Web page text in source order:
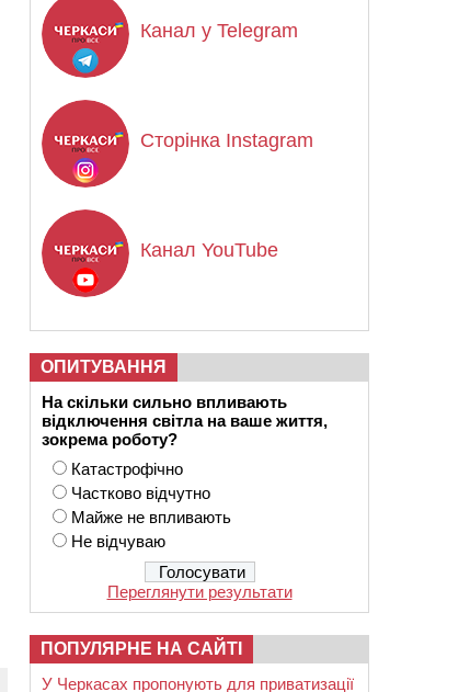
Канал у Telegram
Сторінка Instagram
Канал YouTube
ОПИТУВАННЯ
На скільки сильно впливають
відключення світла на ваше життя,
зокрема роботу?
Катастрофічно
Частково відчутно
Майже не впливають
Не відчуваю
Переглянути результати
ПОПУЛЯРНЕ НА САЙТІ
У Черкасах пропонують для приватизації